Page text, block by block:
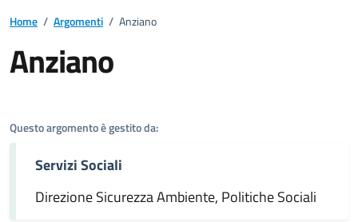
Home / Argomenti / Anziano
Anziano
Questo argomento è gestito da:
Servizi Sociali
Direzione Sicurezza Ambiente, Politiche Sociali